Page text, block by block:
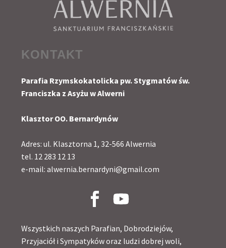
KONTAKT
Parafia Rzymskokatolicka pw. Stygmatów św.
Franciszka z Asyżu w Alwerni
Klasztor OO. Bernardynów
Adres: ul. Klasztorna 1, 32-566 Alwernia
tel. 12 283 12 13
e-mail: alwernia.bernardyni@gmail.com
Wszystkich naszych Parafian, Dobrodziejów,
Przyjaciół i Sympatyków oraz ludzi dobrej woli,